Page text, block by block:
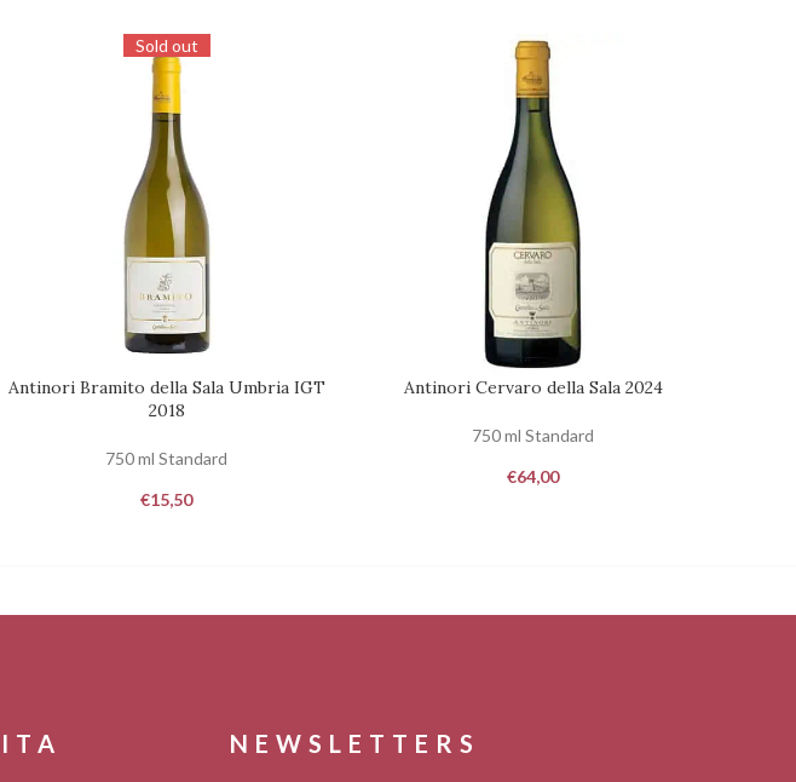
Sold out
RICHIEDI DISPONIBILITÀ
Antinori Bramito della Sala Umbria IGT
2018
750 ml Standard
€15,50
AGGIUNGI AL CARRELLO
Antinori Cervaro della Sala 2024
750 ml Standard
€64,00
NEWSLETTERS